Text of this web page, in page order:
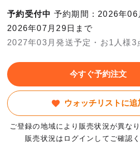
予約受付中 予約期間：2026年06
2026年07月29日まで
2027年03月発送予定・お1人様3
今すぐ予約注文
ウォッチリストに追
ご登録の地域により販売状況が異な
販売状況はログインしてご確認く